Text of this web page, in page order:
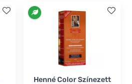
Henné Color Színezett